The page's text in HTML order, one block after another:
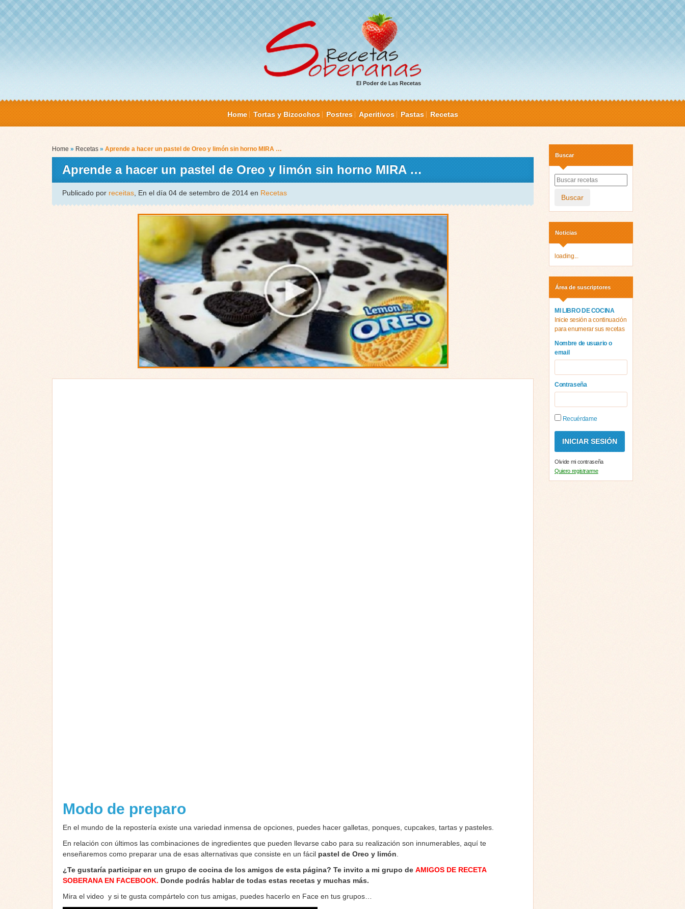
El Poder de Las Recetas
Home Tortas y Bizcochos Postres Aperitivos Pastas Recetas
Home » Recetas » Aprende a hacer un pastel de Oreo y limón sin horno MIRA …
Aprende a hacer un pastel de Oreo y limón sin horno MIRA …
Publicado por receitas , En el día 04 de setembro de 2014 en Recetas
Modo de preparo
En el mundo de la repostería existe una variedad inmensa de opciones, puedes hacer galletas, ponques, cupcakes, tartas y pasteles.
En relación con últimos las combinaciones de ingredientes que pueden llevarse cabo para su realización son innumerables, aquí te
enseñaremos como preparar una de esas alternativas que consiste en un fácil pastel de Oreo y limón
¿Te gustaría participar en un grupo de cocina de los amigos de esta página? Te invito a mi grupo de AMIGOS DE RECETA
SOBERANA EN FACEBOOK. Donde podrás hablar de todas estas recetas y muchas más.
Mira el video y si te gusta compártelo con tus amigas, puedes hacerlo en Face en tus grupos…
Buscar
Buscar
Noticias
loading...
Área de suscriptores
MI LIBRO DE COCINA
Inicie sesión a continuación
para enumerar sus recetas
Nombre de usuario o
email
Contraseña
Recuérdame
Olvide mi contraseña
Quiero registrarme